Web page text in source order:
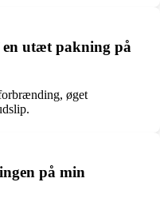
en utæt pakning på
øget
på min